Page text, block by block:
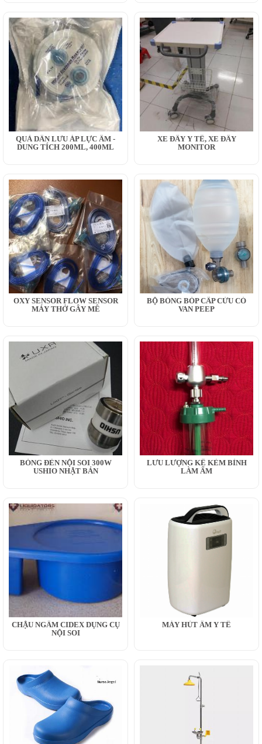
QUẢ DẪN LƯU ÁP LỰC ÂM -
DUNG TÍCH 200ML, 400ML
XE ĐẨY Y TẾ, XE ĐẨY
MONITOR
OXY SENSOR FLOW SENSOR
MÁY THỞ GÂY MÊ
BỘ BÓNG BÓP CẤP CỨU CÓ
VAN PEEP
BÓNG ĐÈN NỘI SOI 300W
USHIO NHẬT BẢN
LƯU LƯỢNG KẾ KÈM BÌNH
LÀM ẨM
CHẬU NGÂM CIDEX DỤNG CỤ
NỘI SOI
MÁY HÚT ẨM Y TẾ